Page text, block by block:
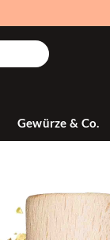
Suche
Gewürze & Co.